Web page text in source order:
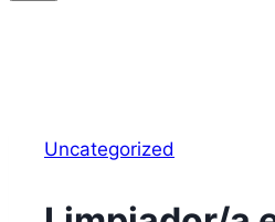
Uncategorized